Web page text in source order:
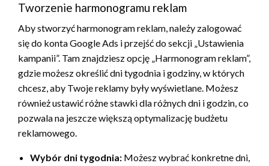
Tworzenie harmonogramu reklam
Aby stworzyć harmonogram reklam, należy zalogować
się do konta Google Ads i przejść do sekcji „Ustawienia
kampanii”. Tam znajdziesz opcję „Harmonogram reklam”,
gdzie możesz określić dni tygodnia i godziny, w których
chcesz, aby Twoje reklamy były wyświetlane. Możesz
również ustawić różne stawki dla różnych dni i godzin, co
pozwala na jeszcze większą optymalizację budżetu
reklamowego.
Wybór dni tygodnia: Możesz wybrać konkretne dni,